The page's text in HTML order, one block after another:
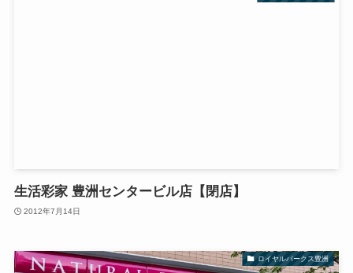
生活彩家 豊洲センタービル店【閉店】
2012年7月14日
ロイヤルパークス豊洲